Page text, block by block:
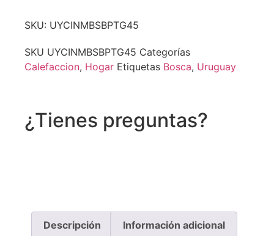
SKU: UYCINMBSBPTG45
SKU UYCINMBSBPTG45 Categorías
Calefaccion, Hogar Etiquetas Bosca, Uruguay
¿Tienes preguntas?
Descripción Información adicional